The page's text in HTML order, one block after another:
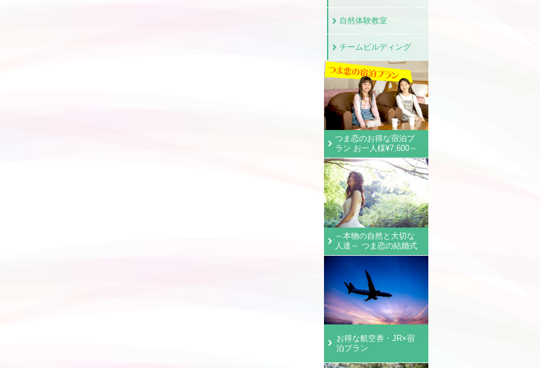
自然体験教室
チームビルディング
つま恋のお得な宿泊プ
ラン お一人様¥7,600～
～本物の自然と大切な
人達～ つま恋の結婚式
お得な航空券・JR×宿
泊プラン